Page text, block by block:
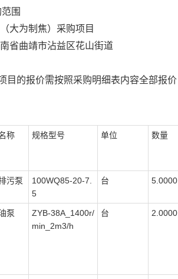
围
大为制焦）采购项目
省曲靖市沾益区花山街道
目的报价需按照采购明细表内容全部报
称 规格型号 单位 数量
污泵
100WQ85-20-7.
5
台 5.0000
泵
ZYB-38A_1400r/
min_2m3/h
台 2.0000